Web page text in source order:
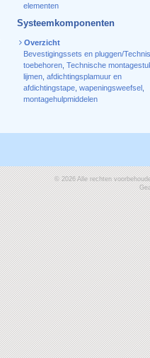
elementen
Systeemkomponenten
Overzicht
Bevestigingssets en pluggen/
toebehoren, Technische
lijmen, afdichtingsplamuur en
afdichtingstape, wapeningsweefsel
montagehulpmiddelen
© 2026 Alle rechten